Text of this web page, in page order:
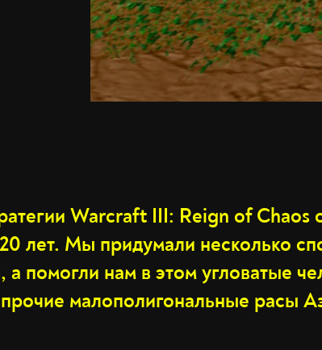
Warcraft III: Reign of Chaos
лет. Мы придумали несколько
помогли нам в этом угловатые
малополигональные расы